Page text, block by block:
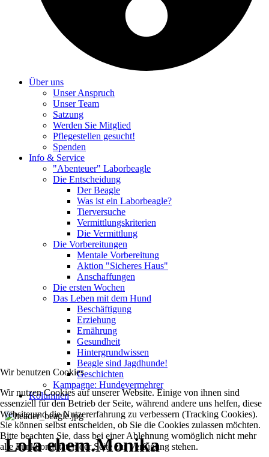
Über uns
Unser Anspruch
Unser Team
Satzung
Werden Sie Mitglied
Pflegestellen gesucht!
Spenden
Info & Service
"Abenteuer" Laborbeagle
Die Entscheidung
Der Beagle
Was ist ein Laborbeagle?
Tierversuche
Vermittlungskriterien
Die Vermittlung
Die Vorbereitungen
Mentale Vorbereitung
Aktion "Sicheres Haus"
Anschaffungen
Die ersten Wochen
Das Leben mit dem Hund
Beschäftigung
Erziehung
Ernährung
Gesundheit
Hintergrundwissen
Beagle sind Jagdhunde!
Geschichten
Kampagne: Hundevermehrer
Kolumnen
Lola ehem.Monika
Wir benutzen Cookies
Wir nutzen Cookies auf unserer Website. Einige von ihnen sind
essenziell für den Betrieb der Seite, während andere uns helfen, diese
Website und die Nutzererfahrung zu verbessern (Tracking Cookies).
Sie können selbst entscheiden, ob Sie die Cookies zulassen möchten.
Bitte beachten Sie, dass bei einer Ablehnung womöglich nicht mehr
alle Funktionalitäten der Seite zur Verfügung stehen.